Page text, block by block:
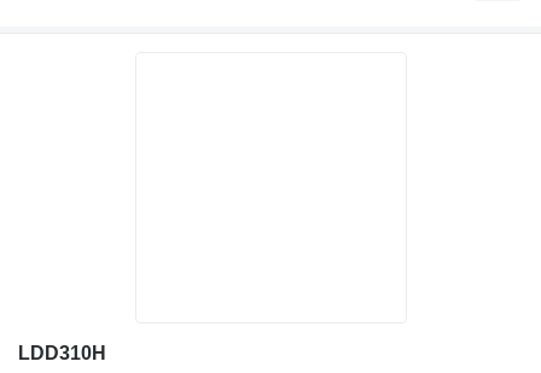
LDD310H